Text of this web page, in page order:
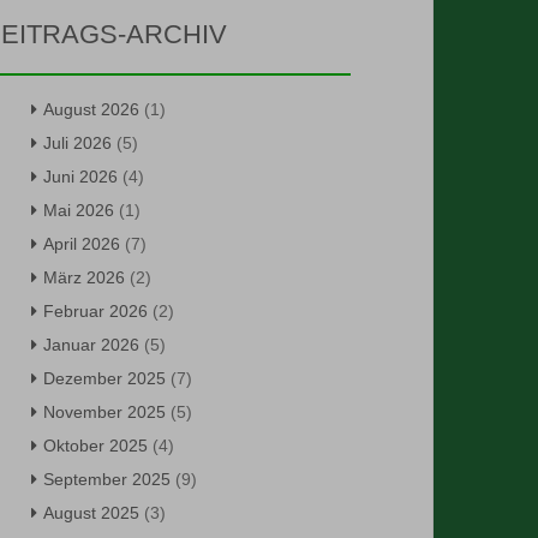
ARCHIV
August 2026 (1)
Juli 2026 (5)
Juni 2026 (4)
Mai 2026 (1)
April 2026 (7)
März 2026 (2)
Februar 2026 (2)
Januar 2026 (5)
Dezember 2025 (7)
November 2025 (5)
Oktober 2025 (4)
September 2025 (9)
August 2025 (3)